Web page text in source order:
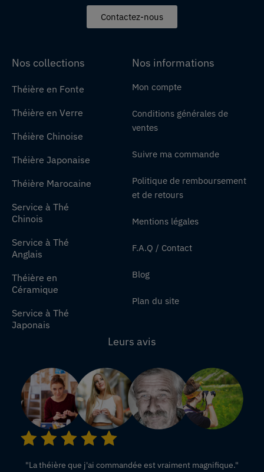
Contactez-nous
Nos collections
Théière en Fonte
Théière en Verre
Théière Chinoise
Théière Japonaise
Théière Marocaine
Service à Thé
Chinois
Service à Thé
Anglais
Théière en
Céramique
Service à Thé
Japonais
Nos informations
Mon compte
Conditions générales de
ventes
Suivre ma commande
Politique de remboursement
et de retours
Mentions légales
F.A.Q / Contact
Blog
Plan du site
Leurs avis
"La théière que j'ai commandée est vraiment magnifique."